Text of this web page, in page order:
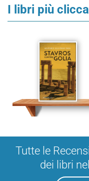
I libri più
Tutte le
dei libri